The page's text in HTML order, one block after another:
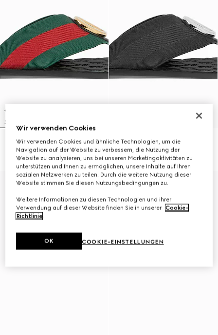
Riviera Herren-Zehensandale
€650
Riviera Herren-Zehensandale
€650
Wir verwenden Cookies
Wir verwenden Cookies und ähnliche Technologien, um die
Navigation auf der Website zu verbessern, die Nutzung der
Website zu analysieren, uns bei unseren Marketingaktivitäten zu
unterstützen und Ihnen zu ermöglichen, unsere Inhalte auf Ihren
sozialen Netzwerken zu teilen. Durch die weitere Nutzung dieser
Website stimmen Sie diesen Nutzungsbedingungen zu.
Weitere Informationen zu diesen Technologien und ihrer
Verwendung auf dieser Website finden Sie in unserer Cookie-
Richtlinie.
COOKIE-EINSTELLUNGEN
OK